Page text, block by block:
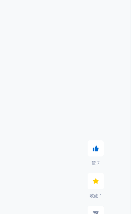
赞 7
收藏 1